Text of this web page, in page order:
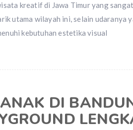
kreatif di Jawa Timur yang
utama wilayah ini, selain udaranya
kebutuhan estetika visual
DI